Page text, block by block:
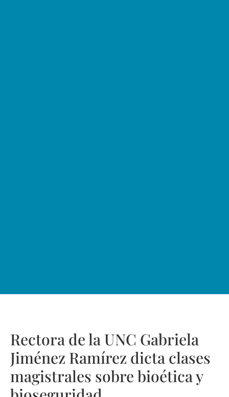
Rectora de la UNC Gabriela
Jiménez Ramírez dicta clases
magistrales sobre bioética y